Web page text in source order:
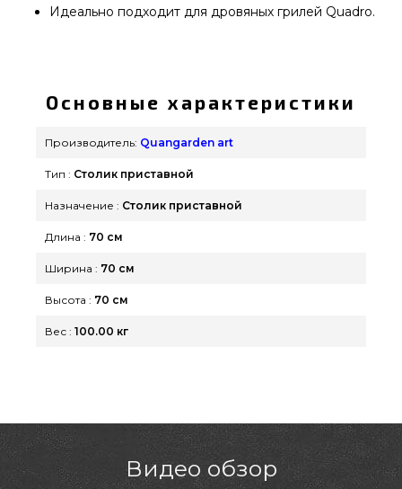
Идеально подходит для дровяных грилей Quadrо.
Quangarden art по доступной цене всего 69 900
грн. в магазине грилей и аксессуаров Гриль
Поинт. Выгодные предложения на Грили на
Напишите нашим консультантам на любой
номер 0(800) 337-275 и мы поможем найти
Основные характеристики
Производитель: Quangarden art
Тип : Столик приставной
Назначение : Столик приставной
Длина : 70 см
Ширина : 70 см
Высота : 70 см
Вес : 100.00 кг
Видео обзор